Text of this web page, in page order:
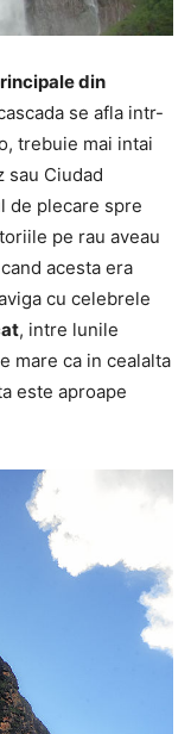
din
se afla intr-
trebuie mai intai
sau Ciudad
de plecare spre
pe rau aveau
acesta era
cu celebrele
, intre lunile
mare ca in cealalta
este aproape